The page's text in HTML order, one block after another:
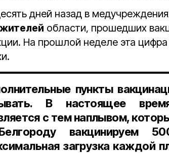
дней назад в
области, прошедших
На прошлой неделе эта цифра
пункты
В настоящее
с тем наплывом,
вакцинируем
загрузка каждой